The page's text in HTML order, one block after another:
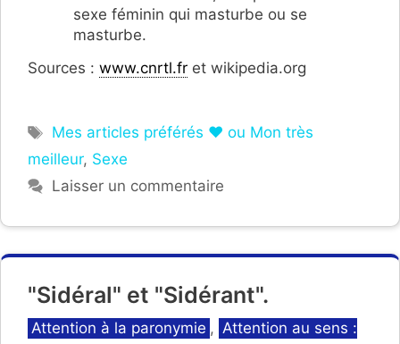
sexe féminin qui masturbe ou se
masturbe.
Sources : www.cnrtl.fr et wikipedia.org
Étiquettes
Mes articles préférés ❤ ou Mon très
meilleur, Sexe
Laisser un commentaire
"Sidéral" et "Sidérant".
Catégories
Attention à la paronymie , Attention au sens :